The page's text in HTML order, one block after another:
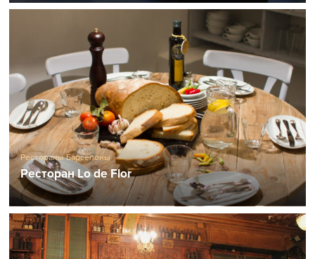
Рестораны Барселоны
Ресторан Lo de Flor